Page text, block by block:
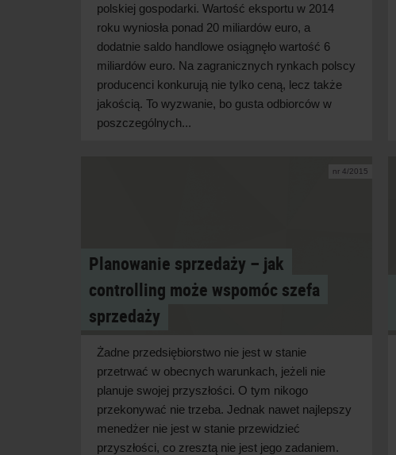
polskiej gospodarki. Wartość eksportu w 2014
roku wyniosła ponad 20 miliardów euro, a
dodatnie saldo handlowe osiągnęło wartość 6
miliardów euro. Na zagranicznych rynkach polscy
producenci konkurują nie tylko ceną, lecz także
jakością. To wyzwanie, bo gusta odbiorców w
poszczególnych...
nr 4/2015
Planowanie sprzedaży – jak
controlling może wspomóc szefa
sprzedaży
Żadne przedsiębiorstwo nie jest w stanie
przetrwać w obecnych warunkach, jeżeli nie
planuje swojej przyszłości. O tym nikogo
przekonywać nie trzeba. Jednak nawet najlepszy
menedżer nie jest w stanie przewidzieć
przyszłości, co zresztą nie jest jego zadaniem.